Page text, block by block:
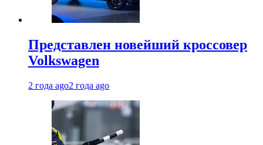
Представлен новейший кроссовер
Volkswagen
2 года ago2 года ago